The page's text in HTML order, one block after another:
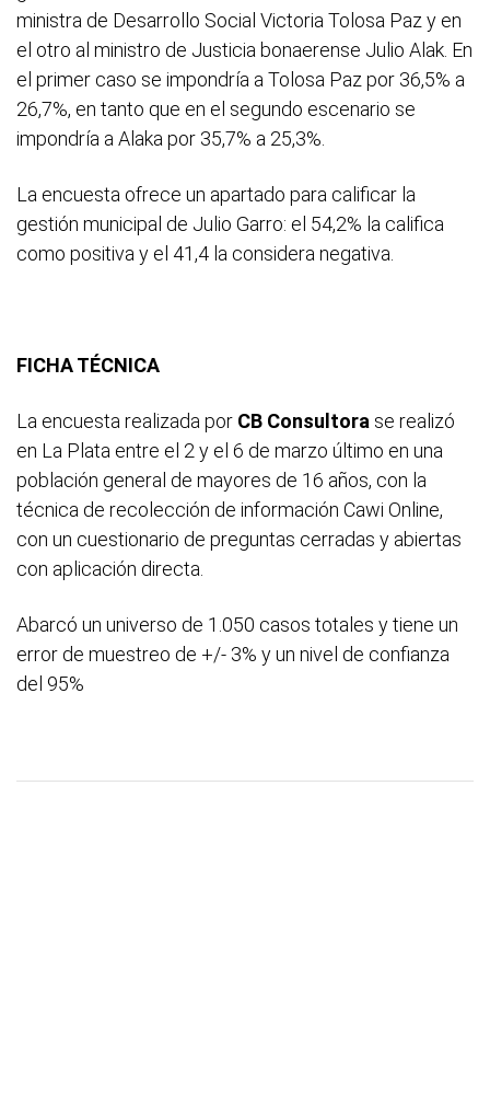
ministra de Desarrollo Social Victoria Tolosa Paz y en
el otro al ministro de Justicia bonaerense Julio Alak. En
el primer caso se impondría a Tolosa Paz por 36,5% a
26,7%, en tanto que en el segundo escenario se
impondría a Alaka por 35,7% a 25,3%.
La encuesta ofrece un apartado para calificar la
gestión municipal de Julio Garro: el 54,2% la califica
como positiva y el 41,4 la considera negativa.
FICHA TÉCNICA
La encuesta realizada por CB Consultora se realizó
en La Plata entre el 2 y el 6 de marzo último en una
población general de mayores de 16 años, con la
técnica de recolección de información Cawi Online,
con un cuestionario de preguntas cerradas y abiertas
con aplicación directa.
Abarcó un universo de 1.050 casos totales y tiene un
error de muestreo de +/- 3% y un nivel de confianza
del 95%